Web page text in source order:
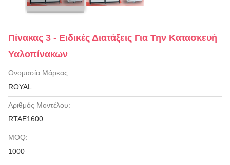
Πίνακας 3 - Ειδικές Διατάξεις Για Την Κατασκευή
Υαλοπίνακων
Ονομασία Μάρκας:
ROYAL
Αριθμός Μοντέλου:
RTAE1600
MOQ:
1000